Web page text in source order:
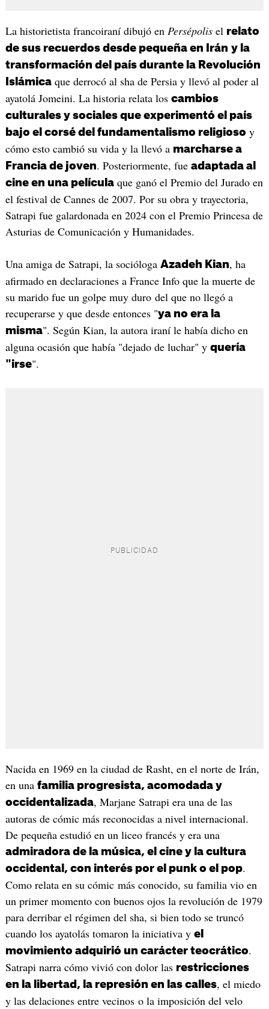
La historietista francoiraní dibujó en Persépolisel relato
de sus recuerdos desde pequeña en Irán y la
transformación del país durante la Revolución
Islámicaque derrocó al sha de Persia y llevó al poder al
ayatolá Jomeini. La historia relata los cambios
culturales y sociales que experimentó el país
bajo el corsé del fundamentalismo religioso y
cómo esto cambió su vida y la llevó a marcharse a
Francia de joven. Posteriormente, fue adaptada al
cine en una películaque ganó el Premio del Jurado en
el festival de Cannes de 2007. Por su obra y trayectoria,
Satrapi fue galardonada en 2024 con el Premio Princesa de
Asturias de Comunicación y Humanidades.
Una amiga de Satrapi, la socióloga Azadeh Kian, ha
afirmado en declaraciones a France Info que la muerte de
su marido fue un golpe muy duro del que no llegó a
recuperarse y que desde entonces "ya no era la
misma". Según Kian, la autora iraní le había dicho en
alguna ocasión que había "dejado de luchar" y quería
"irse".
Nacida en 1969 en la ciudad de Rasht, en el norte de Irán,
en una familia progresista, acomodada y
occidentalizada, Marjane Satrapi era una de las
autoras de cómic más reconocidas a nivel internacional.
De pequeña estudió en un liceo francés y era una
admiradora de la música, el cine y la cultura
occidental, con interés por el punk o el pop.
Como relata en su cómic más conocido, su familia vio en
un primer momento con buenos ojos la revolución de 1979
para derribar el régimen del sha, si bien todo se truncó
cuando los ayatolás tomaron la iniciativa y el
movimiento adquirió un carácter teocrático.
Satrapi narra cómo vivió con dolor las restricciones
en la libertad, la represión en las calles, el miedo
y las delaciones entre vecinos o la imposición del velo